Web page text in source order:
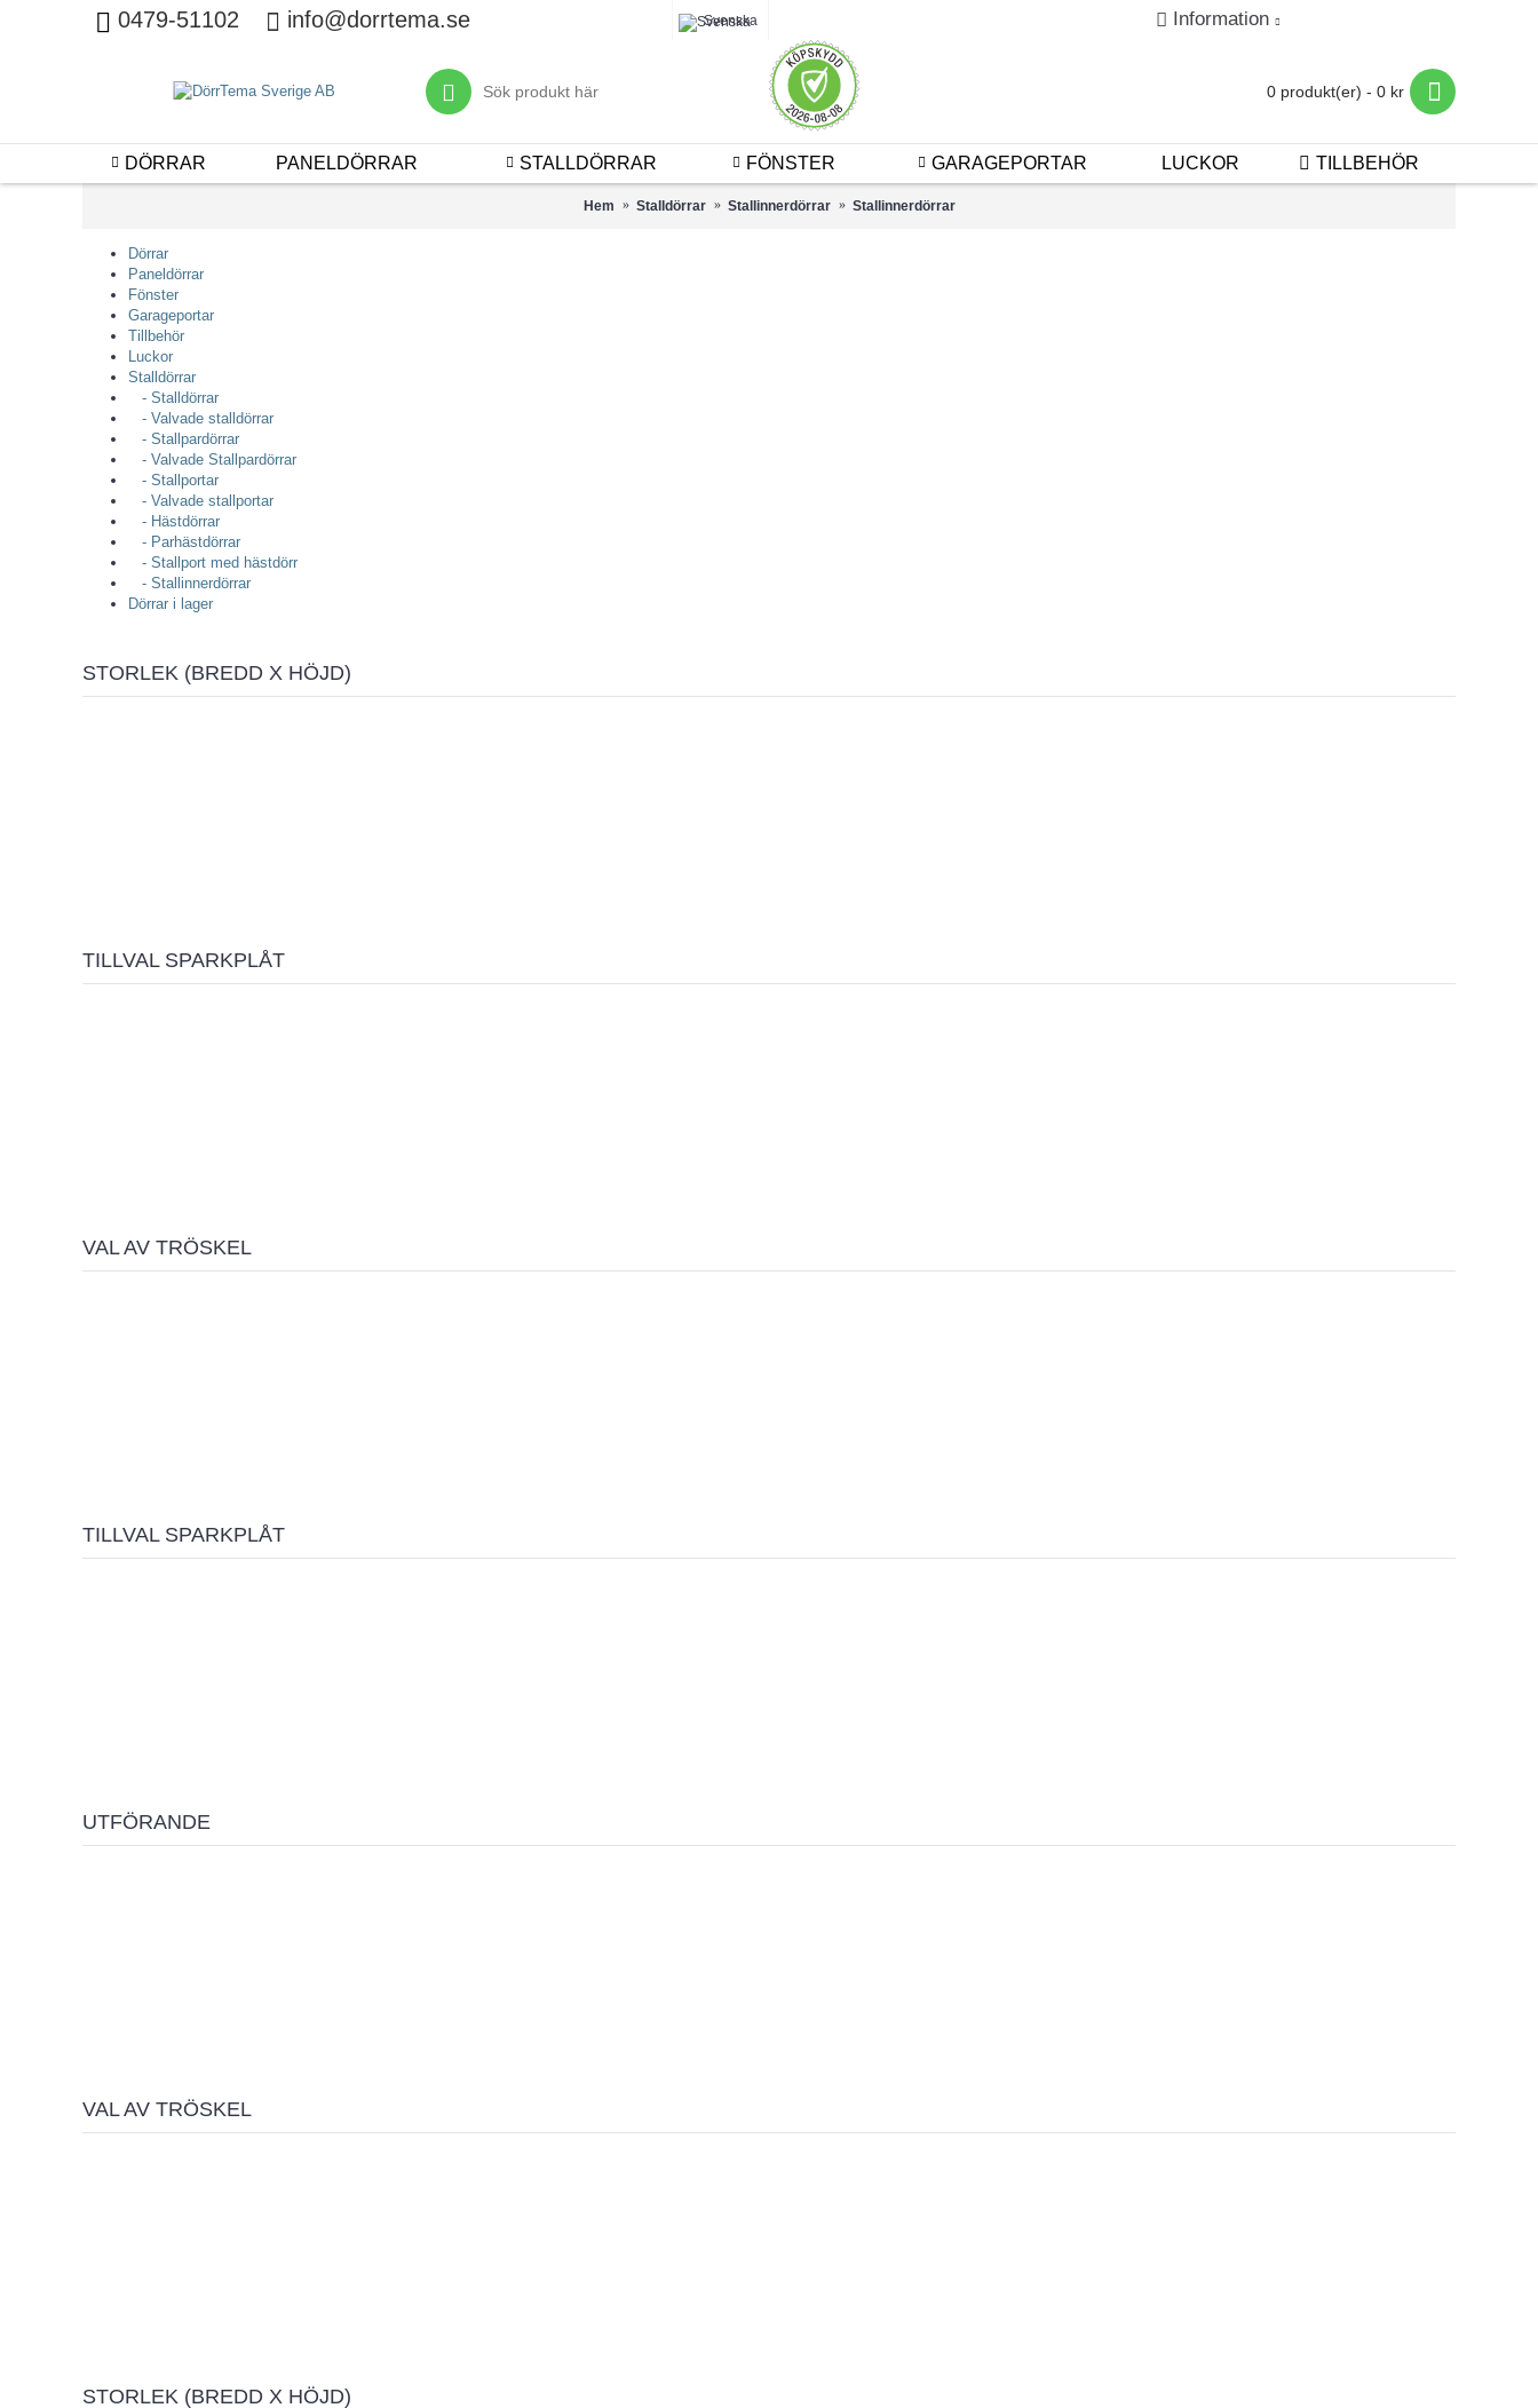
0479-51102 info@dorrtema.se Svenska Information
0 produkt(er) - 0 kr
DÖRRAR PANELDÖRRAR STALLDÖRRAR FÖNSTER GARAGEPORTAR LUCKOR TILLBEHÖR
Hem Stalldörrar Stallinnerdörrar Stallinnerdörrar
Dörrar
Paneldörrar
Fönster
Garageportar
Tillbehör
Luckor
Stalldörrar
- Stalldörrar
- Valvade stalldörrar
- Stallpardörrar
- Valvade Stallpardörrar
- Stallportar
- Valvade stallportar
- Hästdörrar
- Parhästdörrar
- Stallport med hästdörr
- Stallinnerdörrar
Dörrar i lager
STORLEK (BREDD X HÖJD)
TILLVAL SPARKPLÅT
VAL AV TRÖSKEL
TILLVAL SPARKPLÅT
UTFÖRANDE
VAL AV TRÖSKEL
STORLEK (BREDD X HÖJD)